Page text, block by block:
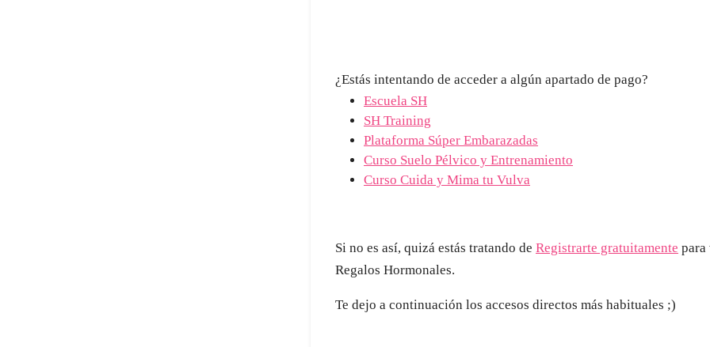
¿Estás intentando de acceder a algún apartado de pago?
Escuela SH
SH Training
Plataforma Súper Embarazadas
Curso Suelo Pélvico y Entrenamiento
Curso Cuida y Mima tu Vulva
Si no es así, quizá estás tratando de Registrarte gratuitamente para
Regalos Hormonales.
Te dejo a continuación los accesos directos más habituales ;)